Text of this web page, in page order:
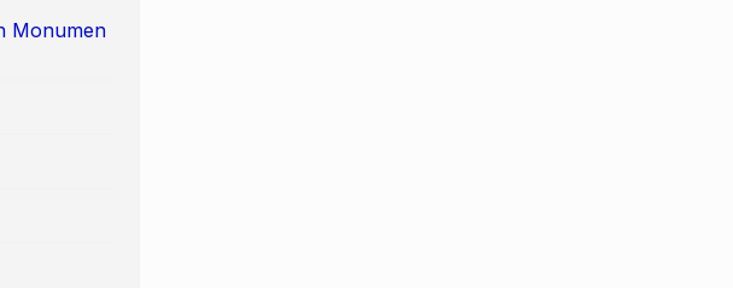
Monumen